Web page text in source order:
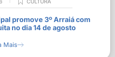
CULTURA
promove 3º Arraiá com
no dia 14 de agosto
Mais